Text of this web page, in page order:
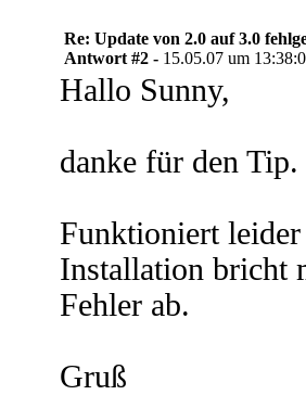
Re: Update von 2.0 auf 3.0
Antwort #2 - 15.05.07 um
Hallo Sunny,
danke für den Tip.
Funktioniert
Installation bricht
Fehler ab.
Gruß